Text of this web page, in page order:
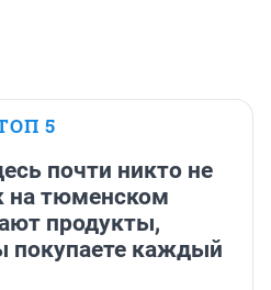
5
почти никто не
на тюменском
продукты,
покупаете каждый